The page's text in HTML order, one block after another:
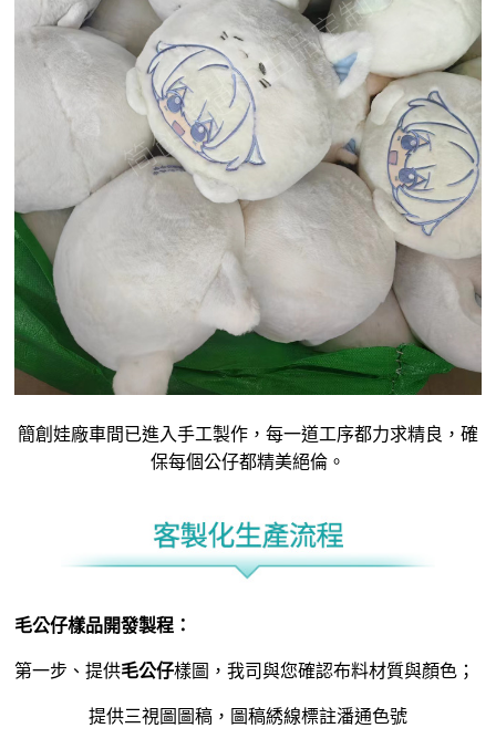
簡創娃廠車間已進入手工製作，每一道工序都力求精良，確
保每個公仔都精美絕倫。
毛公仔樣品開發製程：
第一步、提供毛公仔樣圖，我司與您確認布料材質與顏色；
提供三視圖圖稿，圖稿綉線標註潘通色號